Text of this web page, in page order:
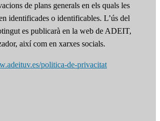
de plans generals en els quals les
identificades o identificables. L’ús del
es publicarà en la web de ADEIT,
així com en xarxes socials.
politica-de-privacitat